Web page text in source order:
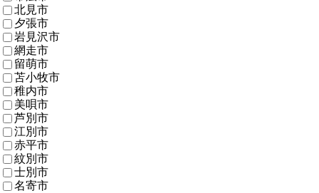
北見市
夕張市
岩見沢市
網走市
留萌市
苫小牧市
稚内市
美唄市
芦別市
江別市
赤平市
紋別市
士別市
名寄市